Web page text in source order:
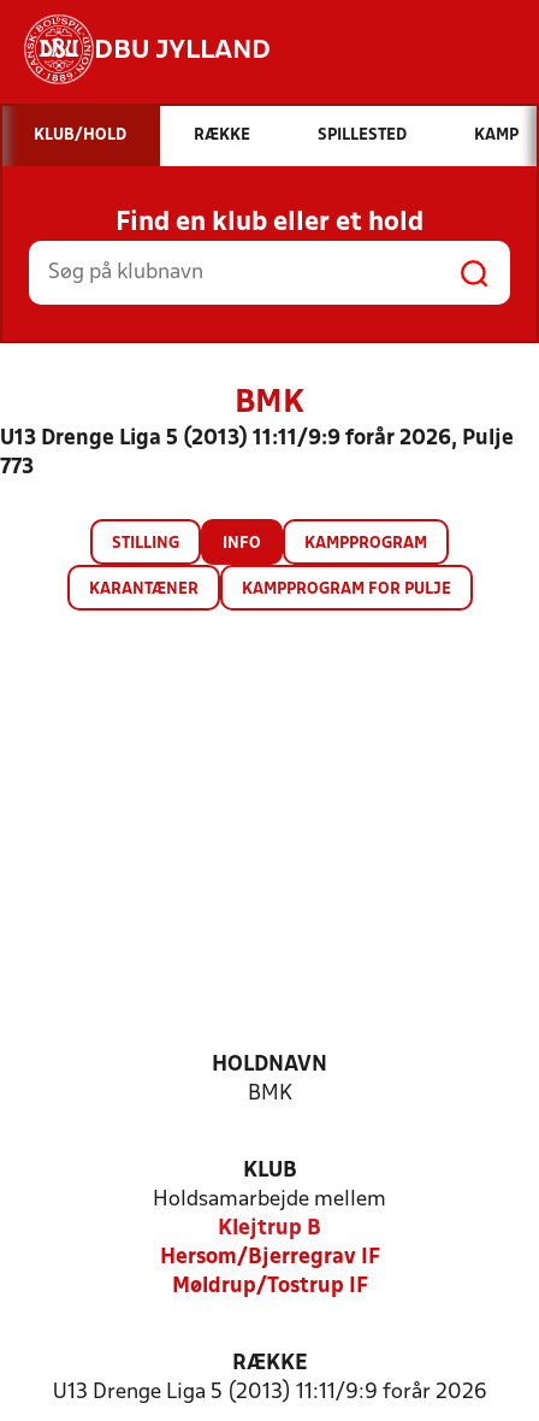
DBU JYLLAND
Hvad vil du søge efter?
INDHOLD OG NYHEDER
STILLINGER, RESULTATER, KLUBBER OG
HOLD
KLUB/HOLD RÆKKE SPILLESTED KAMP
Find en klub eller et hold
BMK
U13 Drenge Liga 5 (2013) 11:11/9:9 forår 2026, Pulje
773
STILLING INFO KAMPPROGRAM
KARANTÆNER KAMPPROGRAM FOR PULJE
HOLDNAVN
BMK
KLUB
Holdsamarbejde mellem
Klejtrup B
Hersom/Bjerregrav IF
Møldrup/Tostrup IF
RÆKKE
U13 Drenge Liga 5 (2013) 11:11/9:9 forår 2026